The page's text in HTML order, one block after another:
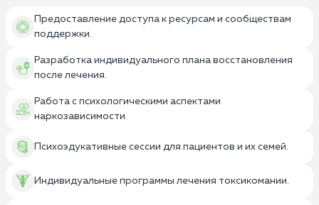
Предоставление доступа к ресурсам и сообществам
поддержки.
Разработка индивидуального плана восстановления
после лечения.
Работа с психологическими аспектами
наркозависимости.
Психоэдукативные сессии для пациентов и их семей.
Индивидуальные программы лечения токсикомании.